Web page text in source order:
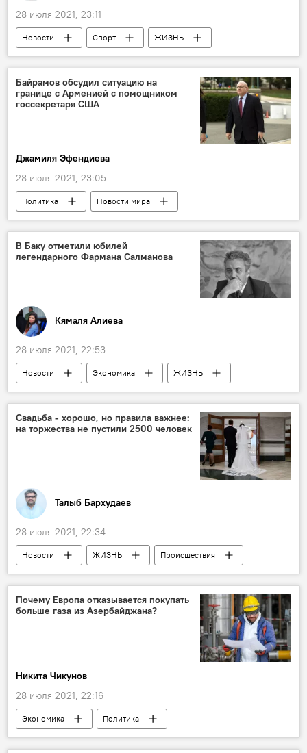
28 июля 2021, 23:11
Новости Спорт
ЖИЗНЬ
Азербайджан
Новости мира
"Олимпиакос"
ФК "Нефтчи"
Лига чемпионов
МУЛЬТИМЕДИА
Байрамов обсудил ситуацию на
границе с Арменией с помощником
госсекретаря США
Джамиля Эфендиева
28 июля 2021, 23:05
Политика
Новости мира
Азербайджан
Новости
Госсекретарь США
Джейхун Байрамов
В Баку отметили юбилей
легендарного Фармана Салманова
Кямаля Алиева
28 июля 2021, 22:53
Новости Экономика
ЖИЗНЬ
Азербайджан
Россия
Центр современного искусства YARAT
Юбилей
Свадьба - хорошо, но правила важнее:
на торжества не пустили 2500 человек
Талыб Бархудаев
28 июля 2021, 22:34
Новости ЖИЗНЬ
Происшествия
Азербайджан
Свадьба
Правила
карантин
Почему Европа отказывается покупать
больше газа из Азербайджана?
Никита Чикунов
28 июля 2021, 22:16
Экономика
Политика
Азербайджан
Новости мира